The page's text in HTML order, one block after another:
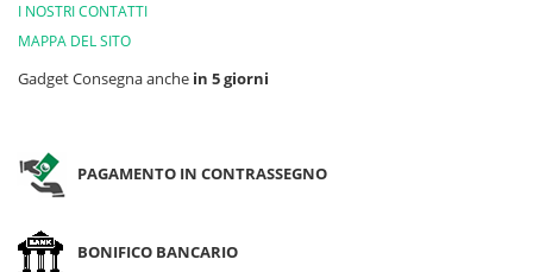
I NOSTRI CONTATTI
MAPPA DEL SITO
Gadget Consegna anche in 5 giorni
PAGAMENTO IN CONTRASSEGNO
BONIFICO BANCARIO